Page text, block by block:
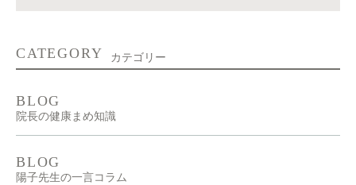
CATEGORY カテゴリー
BLOG
院長の健康まめ知識
BLOG
陽子先生の一言コラム